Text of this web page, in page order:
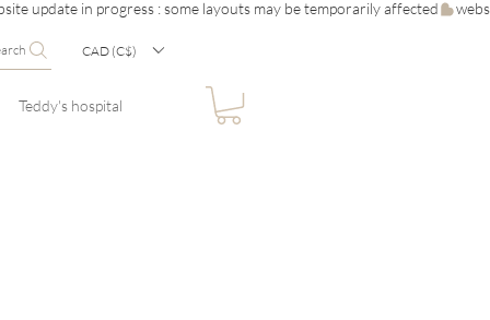
CAD (C$)
Teddy's hospital